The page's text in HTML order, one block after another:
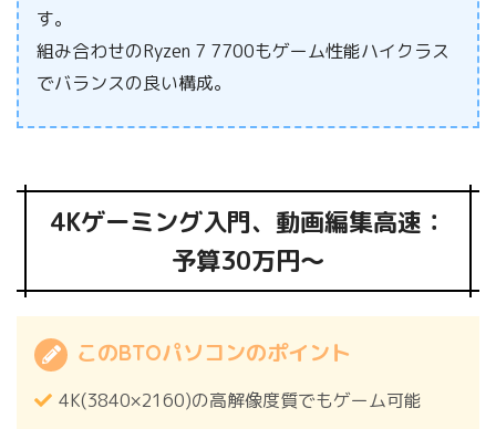
す。
組み合わせのRyzen 7 7700もゲーム性能ハイクラス
でバランスの良い構成。
4Kゲーミング入門、動画編集高速：
予算30万円～
このBTOパソコンのポイント
4K(3840×2160)の高解像度質でもゲーム可能